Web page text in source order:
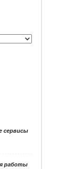
сервисы
работы